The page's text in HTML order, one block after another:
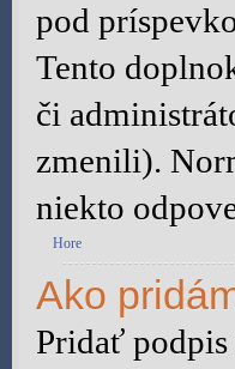
pod
Tento
či
zmenili).
niekto
Hore
Ako
Pridať